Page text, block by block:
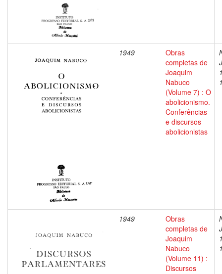
1949
Obras
completas de
Joaquim
Nabuco
(Volume 7) : O
abolicionismo.
Conferências
e discursos
abolicionistas
1949
Obras
completas de
Joaquim
Nabuco
(Volume 11) :
Discursos